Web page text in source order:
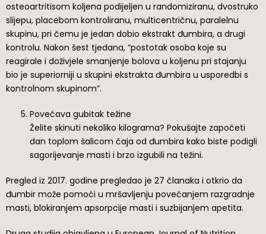
osteoartritisom koljena podijeljen u randomiziranu, dvostruko
slijepu, placebom kontroliranu, multicentričnu, paralelnu
skupinu, pri čemu je jedan dobio ekstrakt đumbira, a drugi
kontrolu. Nakon šest tjedana, “postotak osoba koje su
reagirale i doživjele smanjenje bolova u koljenu pri stajanju
bio je superiorniji u skupini ekstrakta đumbira u usporedbi s
kontrolnom skupinom”.
Povećava gubitak težine
Želite skinuti nekoliko kilograma? Pokušajte započeti
dan toplom šalicom čaja od đumbira kako biste podigli
sagorijevanje masti i brzo izgubili na težini.
Pregled iz 2017. godine pregledao je 27 članaka i otkrio da
đumbir može pomoći u mršavljenju povećanjem razgradnje
masti, blokiranjem apsorpcije masti i suzbijanjem apetita.